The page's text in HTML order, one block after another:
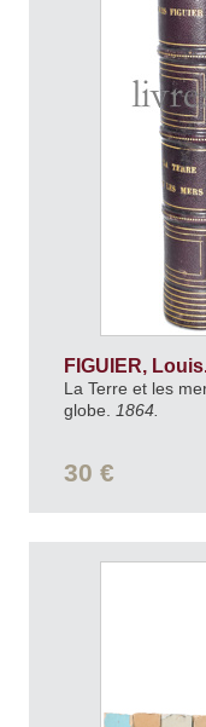
FIGUIER,
La Terre et les
globe.
1864.
30 €